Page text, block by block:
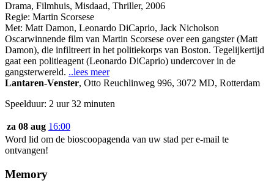
Drama, Filmhuis, Misdaad, Thriller, 2006
Regie: Martin Scorsese
Met: Matt Damon, Leonardo DiCaprio, Jack Nicholson
Oscarwinnende film van Martin Scorsese over een gangster (Matt
Damon), die infiltreert in het politiekorps van Boston. Tegelijkertijd
gaat een politieagent (Leonardo DiCaprio) undercover in de
gangsterwereld. ..lees meer
Lantaren-Venster, Otto Reuchlinweg 996, 3072 MD, Rotterdam
Speelduur: 2 uur 32 minuten
za 08 aug 16:00
Word lid om de bioscoopagenda van uw stad per e-mail te
ontvangen!
Memory